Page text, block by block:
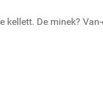
kellett. De minek?